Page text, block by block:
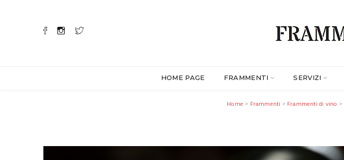
HOME PAGE FRAMMENTI SERVIZI
Home > Frammenti > Frammenti di vino >